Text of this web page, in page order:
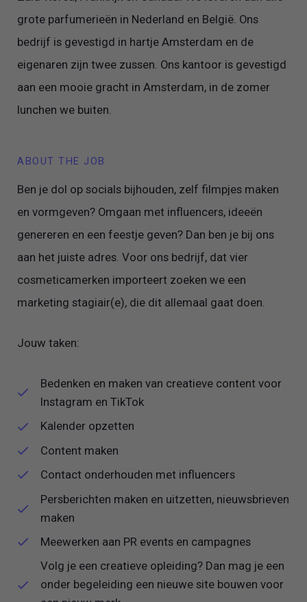
grote parfumerieën in Nederland en België. Ons
bedrijf is gevestigd in hartje Amsterdam en de
eigenaren zijn twee zussen. Ons kantoor is gevestigd
aan een mooie gracht in Amsterdam, in de zomer
lunchen we buiten.
ABOUT THE JOB
Ben je dol op socials bijhouden, zelf filmpjes maken
en vormgeven? Omgaan met influencers, ideeën
genereren en een feestje geven? Dan ben je bij ons
aan het juiste adres. Voor ons bedrijf, dat vier
cosmeticamerken importeert zoeken we een
marketing stagiair(e), die dit allemaal gaat doen.
Jouw taken:
Bedenken en maken van creatieve content voor
Instagram en TikTok
Kalender opzetten
Content maken
Contact onderhouden met influencers
Persberichten maken en uitzetten, nieuwsbrieven
maken
Meewerken aan PR events en campagnes
Volg je een creatieve opleiding? Dan mag je een
onder begeleiding een nieuwe site bouwen voor